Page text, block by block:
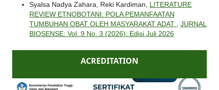
Syalsa Nadya Zahara, Reki Kardiman, LITERATURE
REVIEW ETNOBOTANI: POLA PEMANFAATAN
TUMBUHAN OBAT OLEH MASYARAKAT ADAT
JURNAL
BIOSENSE: Vol. 9 No. 3 (2026): Edisi Juli 2026
ACREDITATION